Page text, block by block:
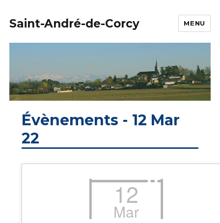
Saint-André-de-Corcy MENU
Évènements - 12 Mar
22
12
Mar